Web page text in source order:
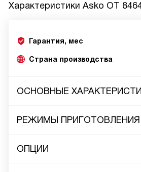
Характеристики Asko OT
Гарантия, мес
Страна производства
ОСНОВНЫЕ
РЕЖИМЫ ПРИГОТОВЛЕНИЯ
ОПЦИИ